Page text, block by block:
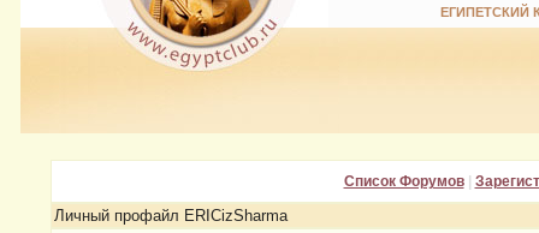
ЕГИПЕТСКИЙ
Список Форумов|
Личный профайл ERICizSharma